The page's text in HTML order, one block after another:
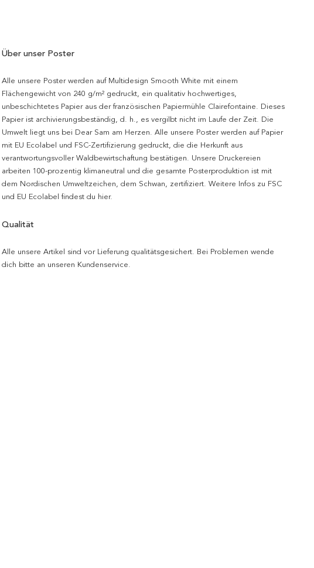
Über unser Poster
Alle unsere Poster werden auf Multidesign Smooth White mit einem
Flächengewicht von 240 g/m² gedruckt, ein qualitativ hochwertiges,
unbeschichtetes Papier aus der französischen Papiermühle Clairefontaine. Dieses
Papier ist archivierungsbeständig, d. h., es vergilbt nicht im Laufe der Zeit. Die
Umwelt liegt uns bei Dear Sam am Herzen. Alle unsere Poster werden auf Papier
mit EU Ecolabel und FSC-Zertifizierung gedruckt, die die Herkunft aus
verantwortungsvoller Waldbewirtschaftung bestätigen. Unsere Druckereien
arbeiten 100-prozentig klimaneutral und die gesamte Posterproduktion ist mit
dem Nordischen Umweltzeichen, dem Schwan, zertifiziert. Weitere Infos zu FSC
und EU Ecolabel findest du hier.
Qualität
Alle unsere Artikel sind vor Lieferung qualitätsgesichert. Bei Problemen wende
dich bitte an unseren Kundenservice.